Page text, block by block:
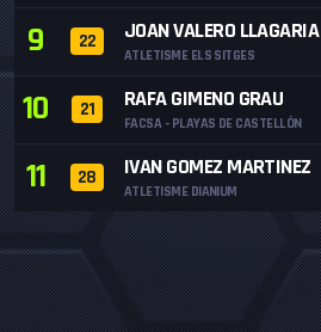
9 22 JOAN VALERO LLAGARIA
ATLETISME ELS SITGES
10 21 RAFA GIMENO GRAU
FACSA - PLAYAS DE CASTELLÓN
11 28 IVAN GOMEZ MARTINEZ
ATLETISME DIANIUM